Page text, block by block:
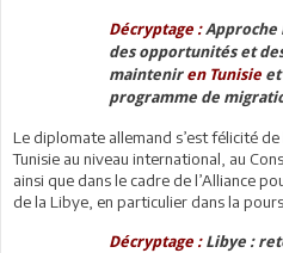
Décryptage :Approche
des opportunités et
mainteniren Tunisie
programme de
Le diplomate allemand s’est félicité
Tunisie au niveau international, au
ainsi que dans le cadre de l’Alliance
de la Libye, en particulier dans la
Décryptage :Libye :